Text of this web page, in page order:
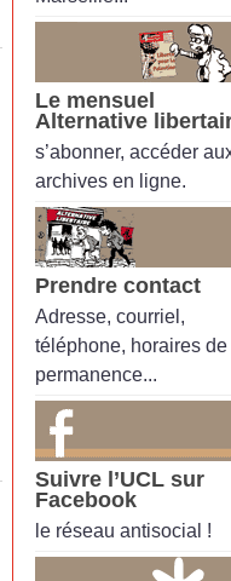
Le mensuel
Alternative
s’abonner, accéder
archives en ligne.
Prendre contact
Adresse, courriel,
téléphone, horaires de
permanence...
Suivre l’UCL sur
Facebook
le réseau antisocial !